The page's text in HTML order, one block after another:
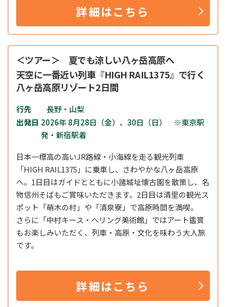
詳細はこちら
＜ツアー＞ 夏でも涼しい八ヶ岳高原へ
天空に一番近い列車『HIGH RAIL1375』で行く
八ヶ岳高原リゾート2日間
行先
長野・山梨
出発日 2026年 8月28日（金）、30日（日） ※東京駅
発・新宿駅着
日本一標高の高いJR路線・小海線を走る観光列車
「HIGH RAIL1375」に乗車し、さわやかな八ヶ岳高原
へ。1日目はガイドとともに小諸城址懐古園を散策し、名
物信州そばもご賞味いただきます。2日目は清里の観光ス
ポット「萌木の村」や「清泉寮」で高原時間を満喫。
さらに「中村キース・ヘリング美術館」ではアート鑑賞
もお楽しみいただく、列車・高原・文化を味わう大人旅
です。
詳細はこちら